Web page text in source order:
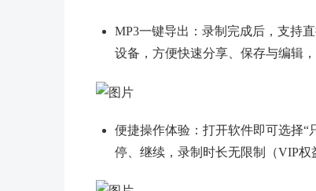
MP3一键导出：录制完成后，支持
设备，方便快速分享、保存与编辑
便捷操作体验：打开软件即可选择
停、继续，录制时长无限制（VIP权